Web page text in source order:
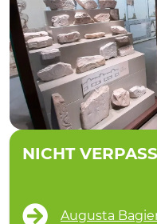
NICHT
Augusta